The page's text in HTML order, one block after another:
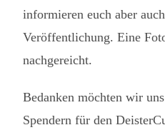
informieren euch aber
Veröffentlichung. Eine
nachgereicht.
Bedanken möchten wir
Spendern für den